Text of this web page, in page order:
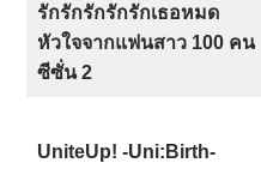
รักรักรักรักรักเธอหมด
หัวใจจากแฟนสาว 100 คน
ซีซั่น 2
UniteUp! -Uni:Birth-